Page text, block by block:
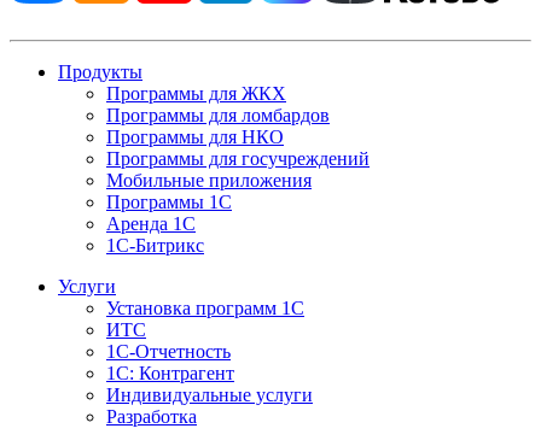
Продукты
Программы для ЖКХ
Программы для ломбардов
Программы для НКО
Программы для госучреждений
Мобильные приложения
Программы 1С
Аренда 1С
1С-Битрикс
Услуги
Установка программ 1С
ИТС
1С-Отчетность
1С: Контрагент
Индивидуальные услуги
Разработка